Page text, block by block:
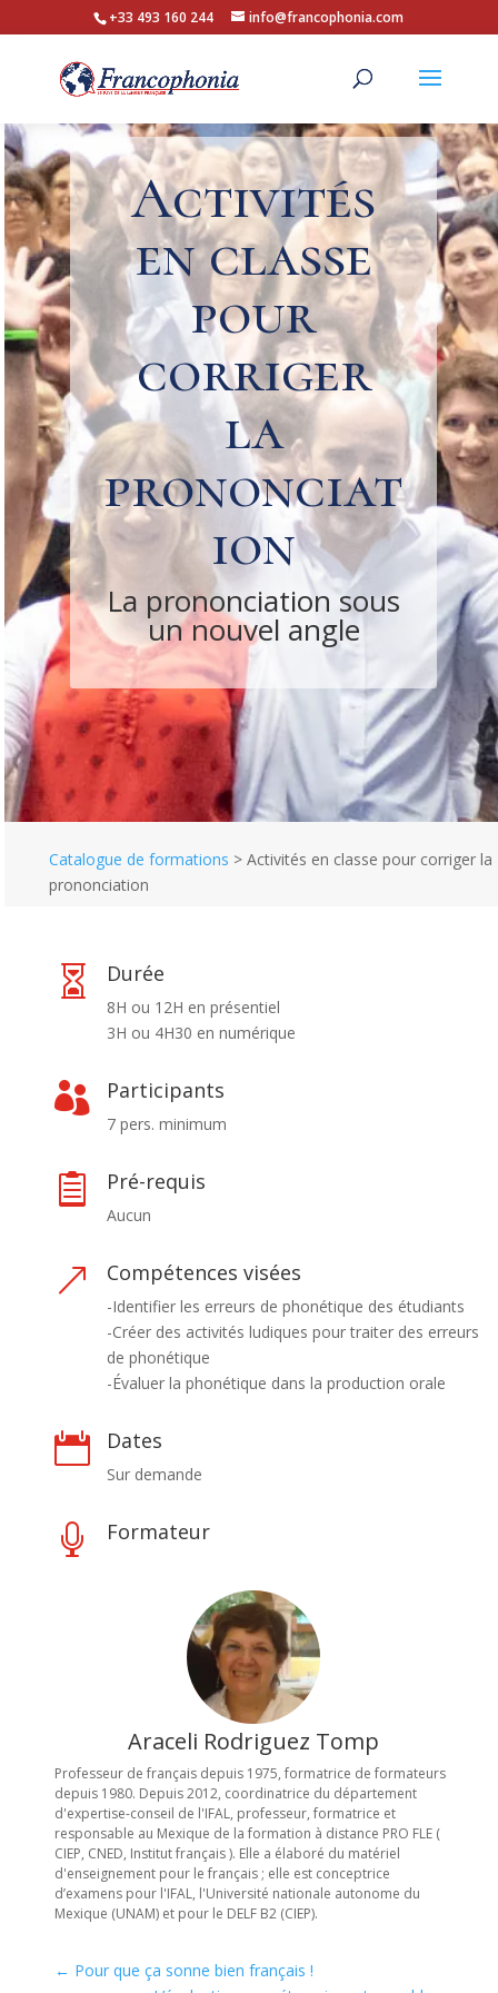
+33 493 160 244 info@francophonia.com
Activités
en classe
pour
corriger
la
prononciat
ion
La prononciation sous
un nouvel angle
Catalogue de formations > Activités en classe pour corriger la
prononciation
 Durée
8H ou 12H en présentiel
3H ou 4H30 en numérique
 Participants
7 pers. minimum
 Pré-requis
Aucun
& Compétences visées
-Identifier les erreurs de phonétique des étudiants
-Créer des activités ludiques pour traiter des erreurs
de phonétique
-Évaluer la phonétique dans la production orale
 Dates
Sur demande
 Formateur
Araceli Rodriguez Tomp
Professeur de français depuis 1975, formatrice de formateurs
depuis 1980. Depuis 2012, coordinatrice du département
d'expertise-conseil de l'IFAL, professeur, formatrice et
responsable au Mexique de la formation à distance PRO FLE (
CIEP, CNED, Institut français ). Elle a élaboré du matériel
d'enseignement pour le français ; elle est conceptrice
d’examens pour l'IFAL, l'Université nationale autonome du
Mexique (UNAM) et pour le DELF B2 (CIEP).
← Pour que ça sonne bien français !